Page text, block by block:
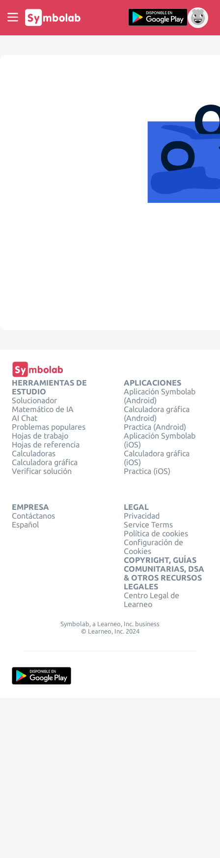
HERRAMIENTAS DE
ESTUDIO
Solucionador
Matemático de IA
AI Chat
Problemas populares
Hojas de trabajo
Hojas de referencia
Calculadoras
Calculadora gráfica
Verificar solución
APLICACIONES
Aplicación Symbolab
(Android)
Calculadora gráfica
(Android)
Practica (Android)
Aplicación Symbolab
(iOS)
Calculadora gráfica
(iOS)
Practica (iOS)
EMPRESA
Contáctanos
Español
LEGAL
Privacidad
Service Terms
Política de cookies
Configuración de
Cookies
COPYRIGHT, GUÍAS
COMUNITARIAS, DSA
& OTROS RECURSOS
LEGALES
Centro Legal de
Learneo
Symbolab, a Learneo, Inc. business
© Learneo, Inc. 2024